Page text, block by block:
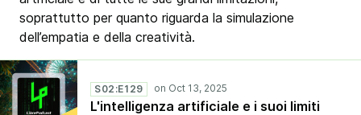
soprattutto per quanto riguarda la simulazione
dell’empatia e della creatività.
S02:E129
L'intelligenza artificiale e i suoi limiti